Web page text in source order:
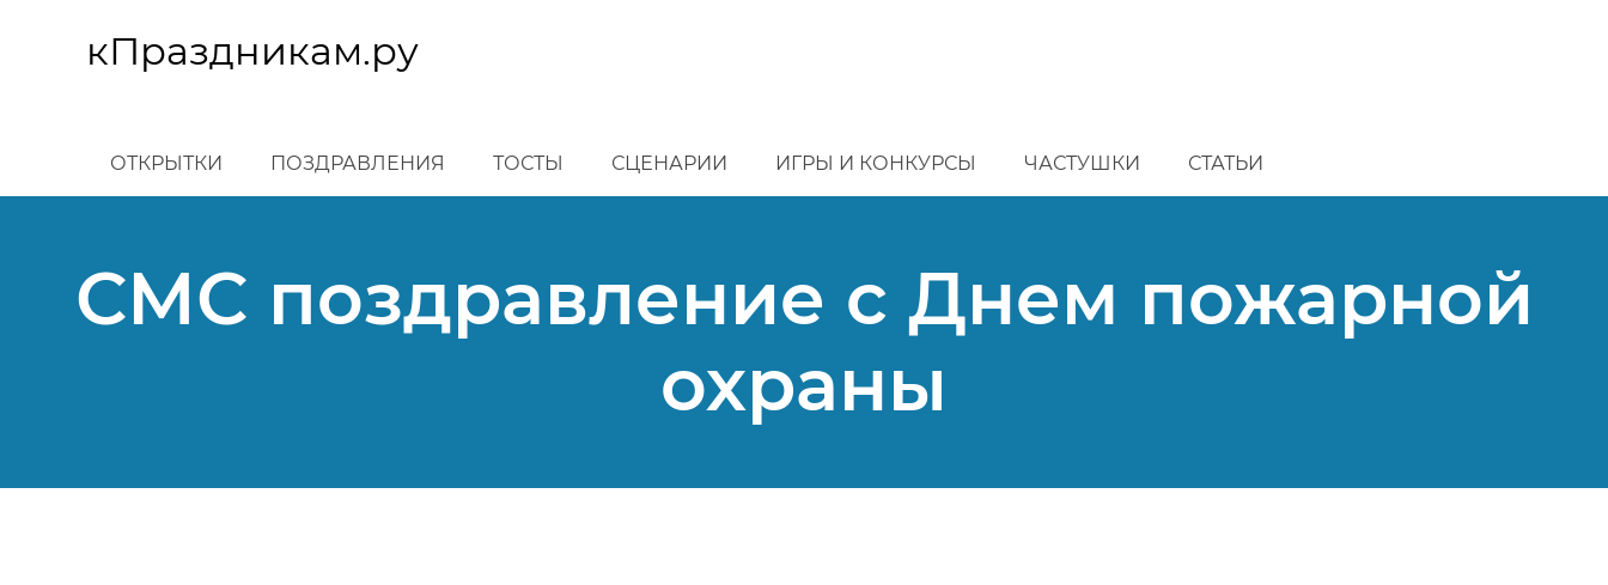
основномукПраздникам.ру
ОТКРЫТКИ ПОЗДРАВЛЕНИЯ ТОСТЫ СЦЕНАРИИ ИГРЫ И КОНКУРСЫ ЧАСТУШКИ СТАТЬИ
СМС поздравление с Днем пожарной
охраны